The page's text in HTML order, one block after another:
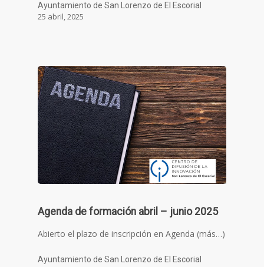
Ayuntamiento de San Lorenzo de El Escorial
25 abril, 2025
Agenda de formación abril – junio 2025
Abierto el plazo de inscripción en Agenda (más…)
Ayuntamiento de San Lorenzo de El Escorial